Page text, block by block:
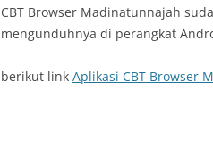
CBT Browser Madinatunnajah
mengunduhnya di perangkat
berikut link Aplikasi CBT Browser